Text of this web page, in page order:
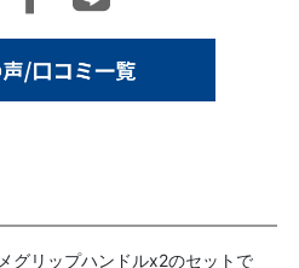
グリップハンドルx2のセットで